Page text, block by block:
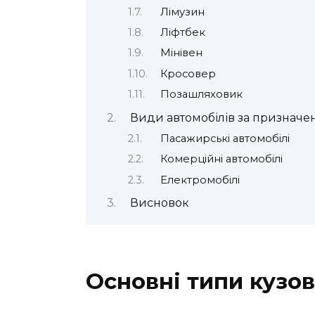
Лімузин
Ліфтбек
Мінівен
Кросовер
Позашляховик
Види автомобілів за
Пасажирські автомобілі
Комерційні автомобілі
Електромобілі
Висновок
Основні типи